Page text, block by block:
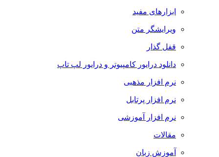
ابزارهای مفید
ویرایشگر متن
قفل گذار
دانلود درایور کامپیوتر و درایور لپ تاپ
نرم افزار مذهبی
نرم افزار پرتابل
نرم افزار آموزشی
مقالات
آموزش زبان